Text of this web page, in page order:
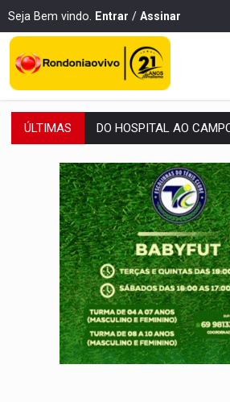
Seja Bem vindo. Entrar / Assinar
ÚLTIMAS EXPANSÃO:Grupo Nova Era
ROTA GLOBAL:PCC amplia
CONEXÃO
EXTENSÃO DE DANOS:
'XANDY DO
PESO DO VOTO:Cinco maiores
COLUNA SEMANAL:Largada
SOB SUSPEITA:Entrega de 286